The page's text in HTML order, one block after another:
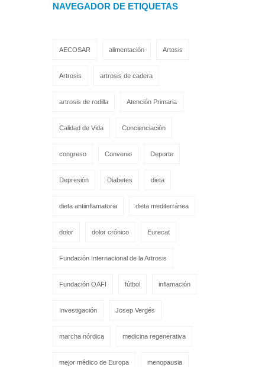
NAVEGADOR DE ETIQUETAS
AECOSAR alimentación Artosis
Artrosis artrosis de cadera
artrosis de rodilla Atención Primaria
Calidad de Vida Concienciación
congreso Convenio Deporte
Depresión Diabetes dieta
dieta antiinflamatoria dieta mediterránea
dolor dolor crónico Eurecat
Fundación Internacional de la Artrosis
Fundación OAFI fútbol inflamación
Investigación Josep Vergés
marcha nórdica medicina regenerativa
mejor médico de Europa menopausia